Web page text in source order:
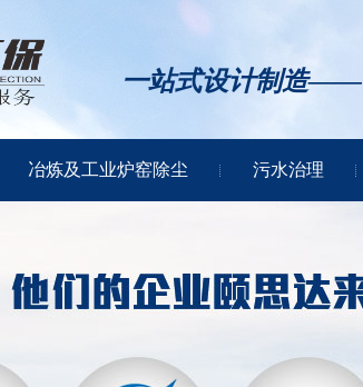
一站式设计制造——
冶炼及工业炉窑除尘 污水治理